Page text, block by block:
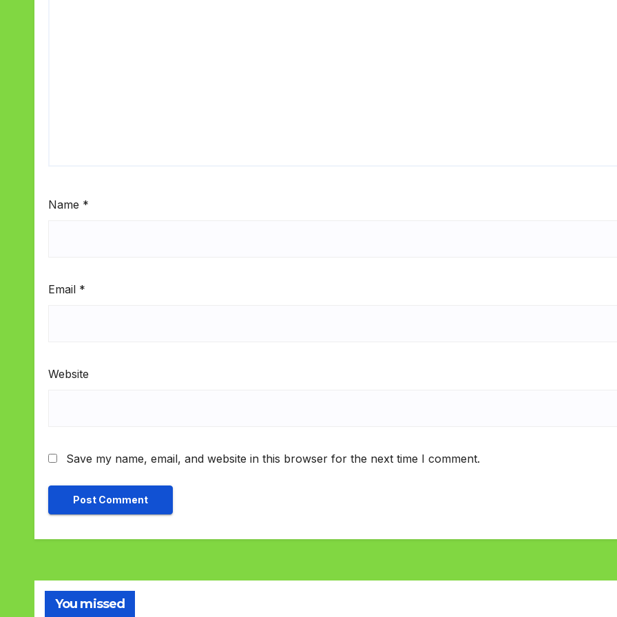
Name *
Email *
Website
Save my name, email, and website in this browser for the next time I comment.
You missed